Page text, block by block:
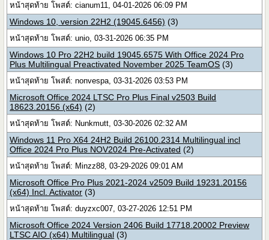
หน้าสุดท้าย โพสต์: cianum11, 04-01-2026 06:09 PM
Windows 10, version 22H2 (19045.6456) (3)
หน้าสุดท้าย โพสต์: unio, 03-31-2026 06:35 PM
Windows 10 Pro 22H2 build 19045.6575 With Office 2024 Pro
Plus Multilingual Preactivated November 2025 TeamOS (3)
หน้าสุดท้าย โพสต์: nonvespa, 03-31-2026 03:53 PM
Microsoft Office 2024 LTSC Pro Plus Final v2503 Build
18623.20156 (x64) (2)
หน้าสุดท้าย โพสต์: Nunkmutt, 03-30-2026 02:32 AM
Windows 11 Pro X64 24H2 Build 26100.2314 Multilingual incl
Office 2024 Pro Plus NOV2024 Pre-Activated (2)
หน้าสุดท้าย โพสต์: Minzz88, 03-29-2026 09:01 AM
Microsoft Office Pro Plus 2021-2024 v2509 Build 19231.20156
(x64) Incl. Activator (3)
หน้าสุดท้าย โพสต์: duyzxc007, 03-27-2026 12:51 PM
Microsoft Office 2024 Version 2406 Build 17718.20002 Preview
LTSC AIO (x64) Multilingual (3)